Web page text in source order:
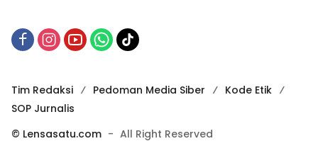
Tim Redaksi Pedoman Media Siber
Kode Etik
SOP Jurnalis
© Lensasatu.com - All Right Reserved